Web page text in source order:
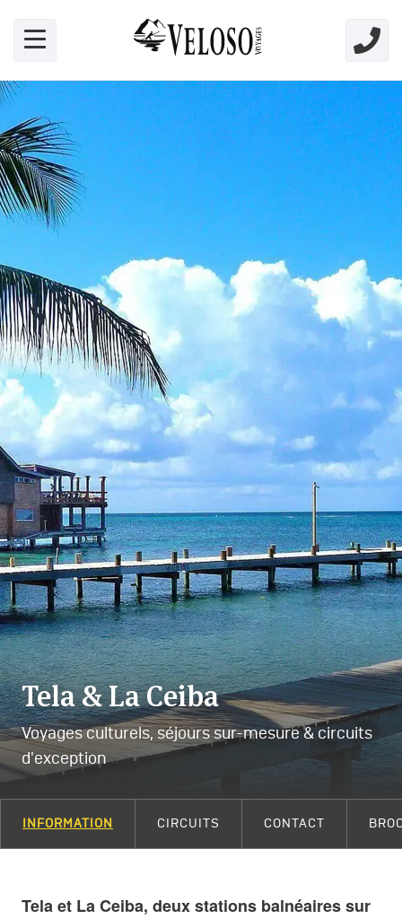
Tela & La Ceiba
Voyages culturels, séjours sur-mesure & circuits
d'exception
INFORMATION CIRCUITS CONTACT
Tela et La Ceiba, deux stations balnéaires sur